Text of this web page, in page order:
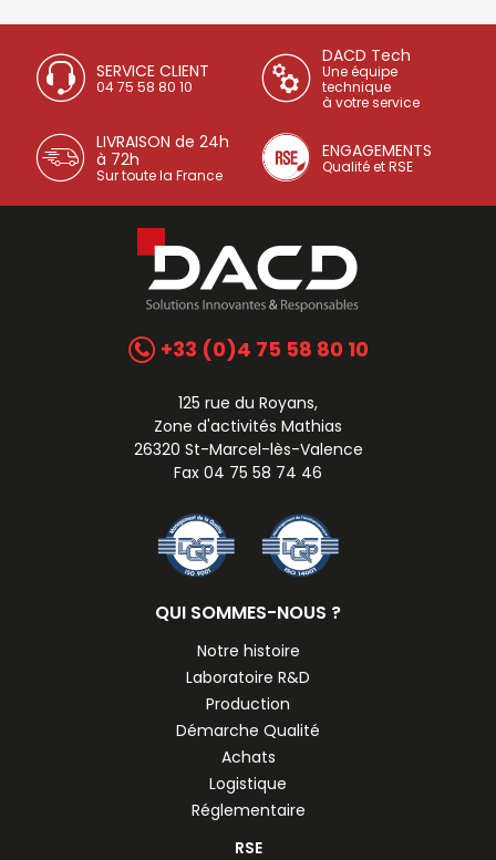
SERVICE CLIENT
04 75 58 80 10
DACD Tech
Une équipe
technique
à votre service
LIVRAISON de 24h
à 72h
Sur toute la France
ENGAGEMENTS
Qualité et RSE
+33 (0)4 75 58 80 10
125 rue du Royans,
Zone d'activités Mathias
26320 St-Marcel-lès-Valence
Fax 04 75 58 74 46
QUI SOMMES-NOUS ?
Notre histoire
Laboratoire R&D
Production
Démarche Qualité
Achats
Logistique
Réglementaire
RSE